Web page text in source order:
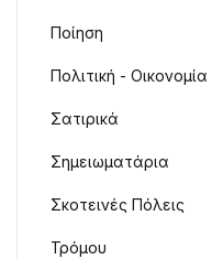
Ποίηση
Πολιτική - Οικονομία
Σατιρικά
Σημειωματάρια
Σκοτεινές Πόλεις
Τρόμου